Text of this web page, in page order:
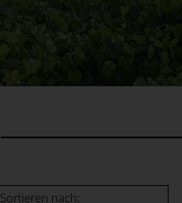
Sortieren nach: